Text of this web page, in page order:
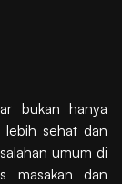
bukan hanya
lebih sehat dan
umum di
masakan dan